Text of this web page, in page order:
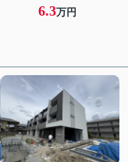
6.3万円